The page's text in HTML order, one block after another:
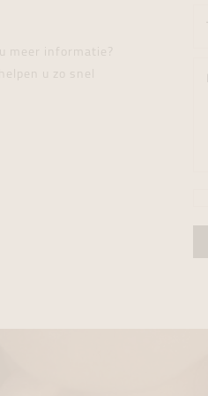
meer informatie?
u zo snel